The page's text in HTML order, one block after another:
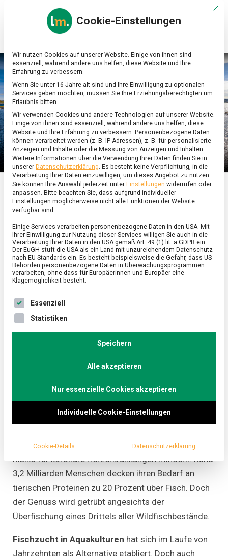
Online-
Magazin
zu
&
Ernährung
ERNÄHRUNG & GESUNDHEIT/FEATURED/WIRTSCHAFT
Frischer Fisch auf den
Tisch
26. Juni 2020 Johannes 2 Kommentarezu
auf
und leider oft umstritten. Längst kommt er nicht
nur aus dem Meer, sondern oft aus Zuchtanlagen.
einkaufen und genießen können, haben wir beim
Aquaculture Stewardship Council (ASC)
Ein- bis zweimal pro Wochesollte lautDeutscher
Gesellschaft für Ernährung (DGE) Fisch auf den
Hering. Deren Fettsäure-Zusammensetzung soll das
Risiko für koronare Herzerkrankungen mindern. Rund
3,2 Milliarden Menschen decken ihren Bedarf an
tierischen Proteinen zu 20 Prozent über Fisch. Doch
der Genuss wird getrübt angesichts der
Überfischung eines Drittels aller Wildfischbestände.
Fischzucht in Aquakulturen hat sich im Laufe von
Jahrzehnten als Alternative etabliert. Doch auch
Mit
Cookie-Einstellungen
Wir nutzen Cookies auf unserer Website. Einige von ihnen sind
essenziell, während andere uns helfen, diese Website und Ihre
Erfahrung zu verbessern.
Wenn Sie unter 16 Jahre alt sind und Ihre Einwilligung zu optionalen
Services geben möchten, müssen Sie Ihre Erziehungsberechtigten um
Erlaubnis bitten.
Wir verwenden Cookies und andere Technologien auf unserer Website.
Einige von ihnen sind essenziell, während andere uns helfen, diese
Website und Ihre Erfahrung zu verbessern. Personenbezogene Daten
können verarbeitet werden (z. B. IP-Adressen), z. B. für personalisierte
Anzeigen und Inhalte oder die Messung von Anzeigen und Inhalten.
Weitere Informationen über die Verwendung Ihrer Daten finden Sie in
unserer Datenschutzerklärung. Es besteht keine Verpflichtung, in die
Verarbeitung Ihrer Daten einzuwilligen, um dieses Angebot zu nutzen.
Sie können Ihre Auswahl jederzeit unter Einstellungen widerrufen oder
anpassen. Bitte beachten Sie, dass aufgrund individueller
Einstellungen möglicherweise nicht alle Funktionen der Website
verfügbar sind.
Einige Services verarbeiten personenbezogene Daten in den USA. Mit
Ihrer Einwilligung zur Nutzung dieser Services willigen Sie auch in die
Verarbeitung Ihrer Daten in den USA gemäß Art. 49 (1) lit. a GDPR ein.
Der EuGH stuft die USA als ein Land mit unzureichendem Datenschutz
nach EU-Standards ein. Es besteht beispielsweise die Gefahr, dass US-
Behörden personenbezogene Daten in Überwachungsprogrammen
verarbeiten, ohne dass für Europäerinnen und Europäer eine
Klagemöglichkeit besteht.
Es folgt eine Liste der Service-Gruppen, für die eine
Essenziell
Statistiken
Speichern
Alle akzeptieren
Nur essenzielle Cookies akzeptieren
Individuelle Cookie-Einstellungen
Cookie-Details Datenschutzerklärung